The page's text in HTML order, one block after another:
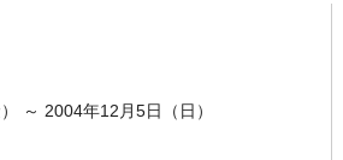
～ 2004年12月5日（日）